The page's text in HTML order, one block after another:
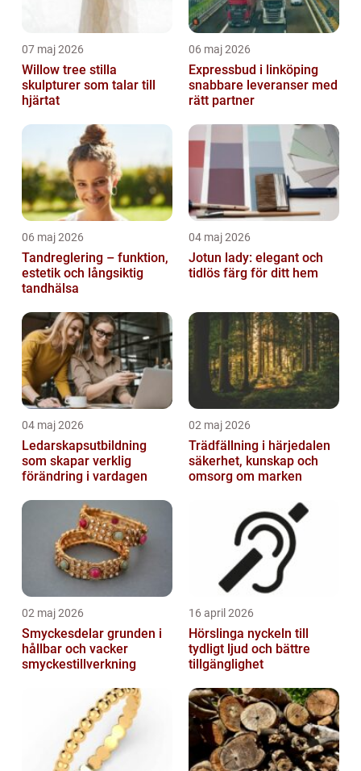
07 maj 2026
Willow tree stilla
skulpturer som talar till
hjärtat
06 maj 2026
Expressbud i linköping
snabbare leveranser med
rätt partner
06 maj 2026
Tandreglering – funktion,
estetik och långsiktig
tandhälsa
04 maj 2026
Jotun lady: elegant och
tidlös färg för ditt hem
04 maj 2026
Ledarskapsutbildning
som skapar verklig
förändring i vardagen
02 maj 2026
Trädfällning i härjedalen
säkerhet, kunskap och
omsorg om marken
02 maj 2026
Smyckesdelar grunden i
hållbar och vacker
smyckestillverkning
16 april 2026
Hörslinga nyckeln till
tydligt ljud och bättre
tillgänglighet